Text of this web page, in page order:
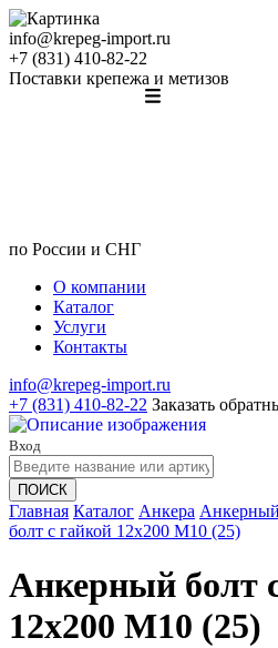
info@krepeg-import.ru
+7 (831) 410-82-22
Поставки крепежа и метизов
по России и СНГ
О компании
Каталог
Услуги
Контакты
info@krepeg-import.ru
+7 (831) 410-82-22 Заказать
Вход
ПОИСК
Главная Каталог Анкера Анкерный
болт с гайкой 12x200 M10 (25)
Анкерный болт
12x200 M10 (25)